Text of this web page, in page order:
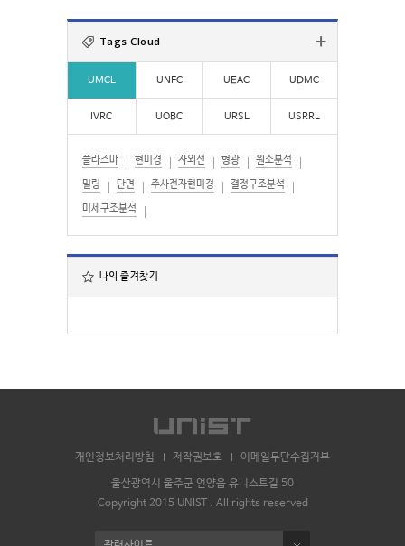
:
Tags Cloud
UMCL UNFC UEAC UDMC
IVRC UOBC URSL USRRL
플라즈마 현미경 자외선 형광 원소분석
밀링 단면 주사전자현미경 결정구조분석
미세구조분석
나의 즐겨찾기
개인정보처리방침 저작권보호 이메일무단수집거부
울산광역시 울주군 언양읍 유니스트길 50
Copyright 2015 UNIST . All rights reserved